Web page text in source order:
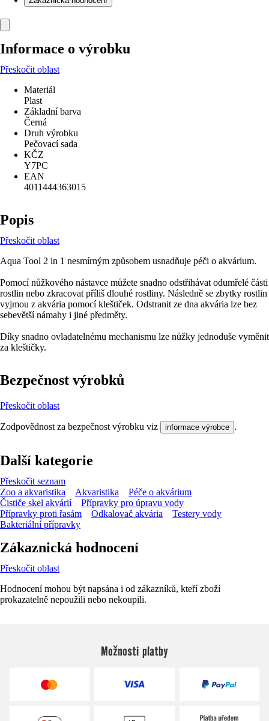
Informace o výrobku
Přeskočit oblast
Materiál
Plast
Základní barva
Černá
Druh výrobku
Pečovací sada
KČZ
Y7PC
EAN
4011444363015
Popis
Přeskočit oblast
Aqua Tool 2 in 1 nesmírným způsobem usnadňuje péči o akvárium.
Pomocí nůžkového nástavce můžete snadno odstřihávat odumřelé části
rostlin nebo zkracovat příliš dlouhé rostliny. Následně se zbytky rostlin
vyjmou z akvária pomocí kleštiček. Odstranit ze dna akvária lze bez
sebevětší námahy i jiné předměty.
Díky snadno ovladatelnému mechanismu lze nůžky jednoduše vyměnit
za kleštičky.
Bezpečnost výrobků
Přeskočit oblast
Zodpovědnost za bezpečnost výrobku viz informace výrobce .
Další kategorie
Přeskočit seznam
Zoo a akvaristika
Akvaristika
Péče o akvárium
Čističe skel akvárií
Přípravky pro úpravu vody
Přípravky proti řasám
Odkalovač akvária
Testery vody
Bakteriální přípravky
Zákaznická hodnocení
Přeskočit oblast
Hodnocení mohou být napsána i od zákazníků, kteří zboží
prokazatelně nepoužili nebo nekoupili.
Možnosti platby